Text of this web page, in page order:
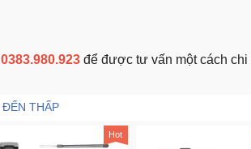
0383.980.923để được tư vấn một cách
ĐẾN THẤP
Hot